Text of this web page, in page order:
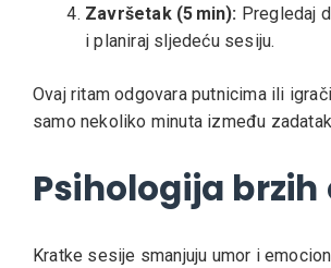
Završetak (5 min): Pregledaj
i planiraj sljedeću sesiju.
Ovaj ritam odgovara putnicima ili
samo nekoliko minuta između
Psihologija
Kratke sesije smanjuju umor i